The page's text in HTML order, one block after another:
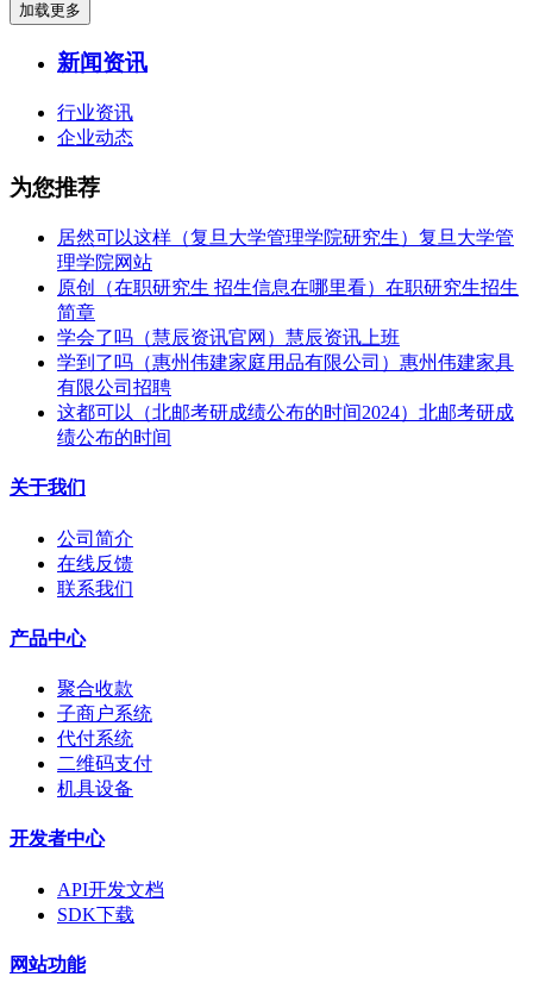
加载更多
新闻资讯
行业资讯
企业动态
为您推荐
居然可以这样（复旦大学管理学院研究生）复旦大学管
理学院网站
原创（在职研究生 招生信息在哪里看）在职研究生招生
简章
学会了吗（慧辰资讯官网）慧辰资讯上班
学到了吗（惠州伟建家庭用品有限公司）惠州伟建家具
有限公司招聘
这都可以（北邮考研成绩公布的时间2024）北邮考研成
绩公布的时间
关于我们
公司简介
在线反馈
联系我们
产品中心
聚合收款
子商户系统
代付系统
二维码支付
机具设备
开发者中心
API开发文档
SDK下载
网站功能